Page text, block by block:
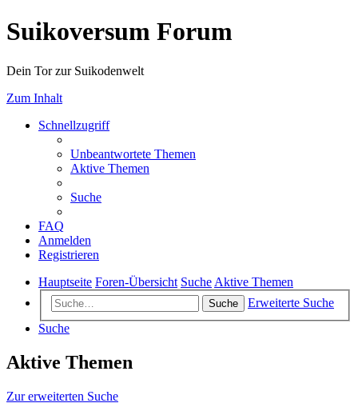
Suikoversum Forum
Dein Tor zur Suikodenwelt
Zum Inhalt
Schnellzugriff
Unbeantwortete Themen
Aktive Themen
Suche
FAQ
Anmelden
Registrieren
Hauptseite Foren-Übersicht Suche Aktive Themen
Suche
Erweiterte Suche
Suche
Aktive Themen
Zur erweiterten Suche